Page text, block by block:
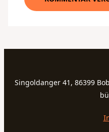
Singoldanger 41, 86399